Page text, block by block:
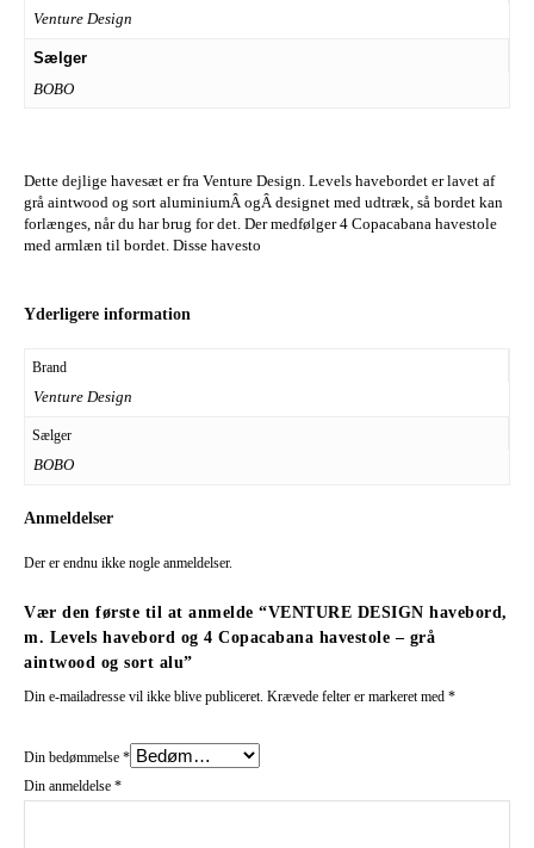
Venture Design
Sælger
BOBO
Dette dejlige havesæt er fra Venture Design. Levels havebordet er lavet af
grå aintwood og sort aluminiumÂ ogÂ designet med udtræk, så bordet kan
forlænges, når du har brug for det. Der medfølger 4 Copacabana havestole
med armlæn til bordet. Disse havesto
Yderligere information
Brand
Venture Design
Sælger
BOBO
Anmeldelser
Der er endnu ikke nogle anmeldelser.
Vær den første til at anmelde “VENTURE DESIGN havebord,
m. Levels havebord og 4 Copacabana havestole – grå
aintwood og sort alu”
Din e-mailadresse vil ikke blive publiceret. Krævede felter er markeret med *
Din bedømmelse *
Din anmeldelse *